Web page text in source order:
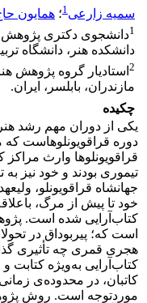
سمیه زارعی1؛ همایون
1دانشجوی دکتری پژوهش
دانشکده هنر، دانشگاه
2 استادیار گروه پژوهش
مازندران، بابلسر، ایران.
چکیده
یکی از دوران مهم رشد هنر
دوره قراقویونلوهاست که
قراقویونلوها وارث
تیموری بودند و خود نیز
جهانشاه قراقویونلو،
خود تا پیش از مرگ،
کتاب‌آرایی شده است.
است که؛ پیربوداق در
هجری قمری چه تأثیری
کتاب‌آرایی به‌ویژه
کاتبان، در محدوده‌ی
موردتوجه است. روش